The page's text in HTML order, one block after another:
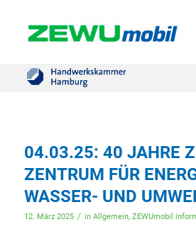
04.03.25: 40 JAHRE
ZENTRUM FÜR
WASSER- UND
12. März 2025 / in Allgemein, ZEWUmobil